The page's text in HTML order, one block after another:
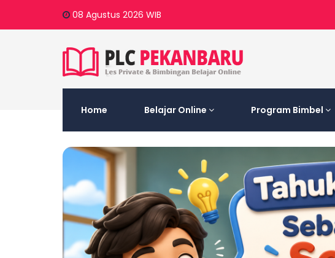
08 Agustus 2026 WIB
Home Belajar Online Program Bimbel